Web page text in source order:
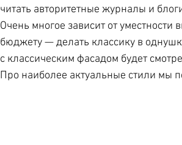
читать авторитетные журналы и
Очень многое зависит от
бюджету — делать классику в
с классическим фасадом будет
Про наиболее актуальные стили мы